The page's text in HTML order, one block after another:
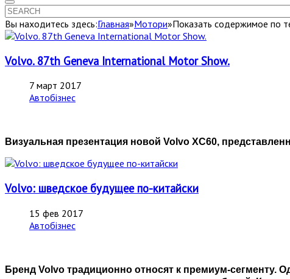
Вы находитесь здесь:Главная»Мотори»Показать содержимое по
Volvo. 87th Geneva International Motor Show.
7 март 2017
Автобізнес
Визуальная презентация новой Volvo XC60,
Volvo: шведское будущее по-китайски
15 фев 2017
Автобізнес
Бренд Volvo традиционно относят к премиум-сегменту.